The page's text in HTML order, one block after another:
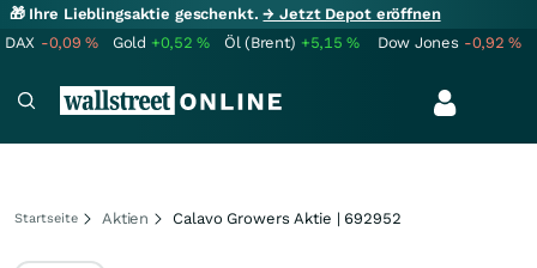
🎁 Ihre Lieblingsaktie geschenkt.→ Jetzt Depot eröffnen
DAX -0,09% Gold +0,52% Öl (Brent) +5,15% Dow Jones -0,92%
Startseite Aktien Calavo Growers Aktie | 692952